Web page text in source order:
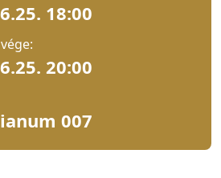
18:00
20:00
007